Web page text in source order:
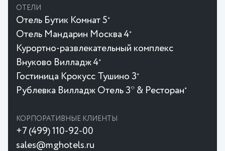
ОТЕЛИ
Отель Бутик Комнат 5★
Отель Мандарин Москва 4★
Курортно-развлекательный комплекс
Внуково Вилладж 4★
Гостиница Крокусc Тушино 3★
Рублевка Вилладж Отель 3* & Ресторан★
КОРПОРАТИВНЫЕ КЛИЕНТЫ
+7 (499) 110-92-00
sales@mghotels.ru